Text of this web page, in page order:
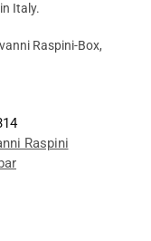
Italy.
Raspini-Box,
Raspini